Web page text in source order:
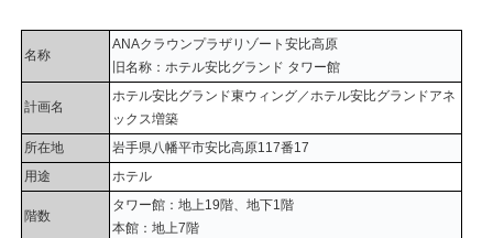
名称
ANAクラウンプラザリゾート安比高原
旧名称：ホテル安比グランド タワー館
計画名
ホテル安比グランド東ウィング／ホテル安比グランドアネ
ックス増築
所在地
岩手県八幡平市安比高原117番17
用途
ホテル
階数
タワー館：地上19階、地下1階
本館：地上7階